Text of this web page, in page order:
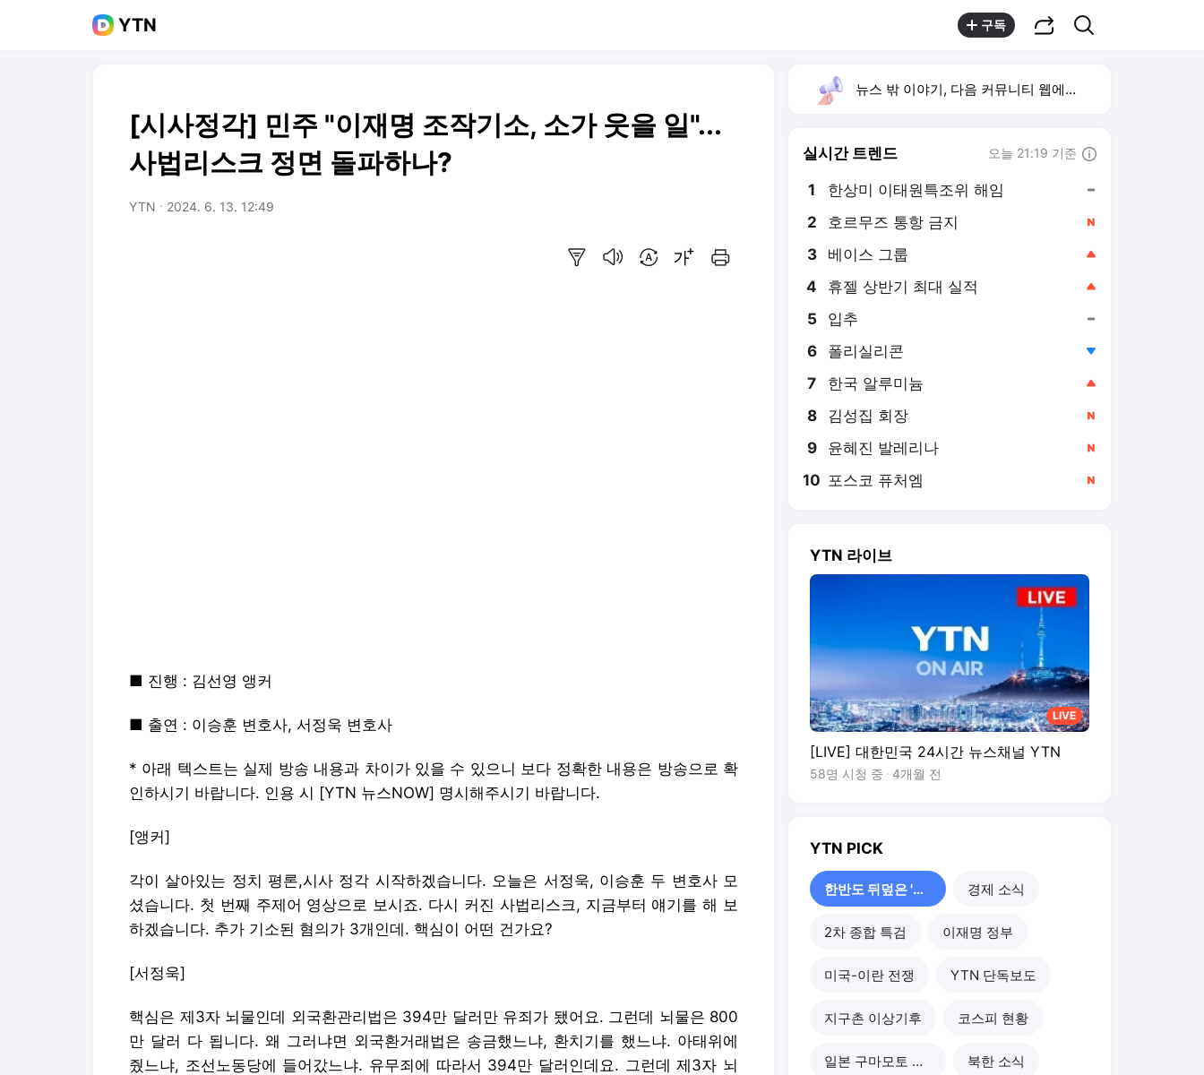
YTN 구독
[시사정각] 민주 "이재명 조작기소, 소가 웃을 일"...
사법리스크 정면 돌파하나?
YTN 2024. 6. 13. 12:49
■ 진행 : 김선영 앵커
■ 출연 : 이승훈 변호사, 서정욱 변호사
* 아래 텍스트는 실제 방송 내용과 차이가 있을 수 있으니 보다 정확한 내용은 방송으로 확
인하시기 바랍니다. 인용 시 [YTN 뉴스NOW] 명시해주시기 바랍니다.
[앵커]
각이 살아있는 정치 평론,시사 정각 시작하겠습니다. 오늘은 서정욱, 이승훈 두 변호사 모
셨습니다. 첫 번째 주제어 영상으로 보시죠. 다시 커진 사법리스크, 지금부터 얘기를 해 보
하겠습니다. 추가 기소된 혐의가 3개인데. 핵심이 어떤 건가요?
[서정욱]
핵심은 제3자 뇌물인데 외국환관리법은 394만 달러만 유죄가 됐어요. 그런데 뇌물은 800
만 달러 다 됩니다. 왜 그러냐면 외국환거래법은 송금했느냐, 환치기를 했느냐. 아태위에
줬느냐, 조선노동당에 들어갔느냐. 유무죄에 따라서 394만 달러인데요. 그런데 제3자 뇌
뉴스 밖 이야기, 다음 커뮤니티 웹에서 보기
실시간 트렌드 오늘 21:19 기준
1 한상미 이태원특조위 해임
2 호르무즈 통항 금지
3 베이스 그룹
4 휴젤 상반기 최대 실적
5 입추
6 폴리실리콘
7 한국 알루미늄
8 김성집 회장
9 윤혜진 발레리나
10 포스코 퓨처엠
YTN 라이브
LIVE
[LIVE] 대한민국 24시간 뉴스채널 YTN
58명 시청 중 4개월 전
YTN PICK
한반도 뒤덮은 '폭염' 경제 소식
2차 종합 특검 이재명 정부
미국-이란 전쟁 YTN 단독보도
지구촌 이상기후 코스피 현황
일본 구마모토 강진 북한 소식